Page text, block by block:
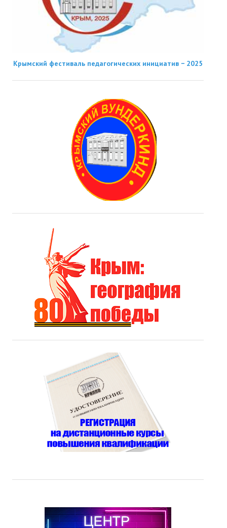
Крымский фестиваль педагогических инициатив − 2025